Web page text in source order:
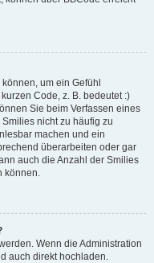
um ein Gefühl
Code, z. B. bedeutet :)
Sie beim Verfassen eines
nicht zu häufig zu
machen und ein
überarbeiten oder gar
auch die Anzahl der Smilies
können.
Wenn die Administration
auch direkt hochladen.